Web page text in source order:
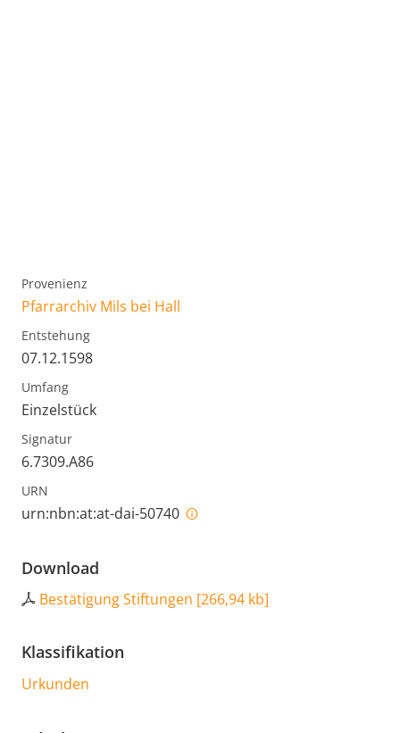
Provenienz
Pfarrarchiv Mils bei Hall
Entstehung
07.12.1598
Umfang
Einzelstück
Signatur
6.7309.A86
URN
urn:nbn:at:at-dai-50740
Download
Bestätigung Stiftungen [266,94 kb]
Klassifikation
Urkunden